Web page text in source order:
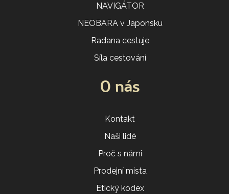
NAVIGÁTOR
NEOBARA v Japonsku
Radana cestuje
Síla cestování
O nás
Kontakt
Naši lidé
Proč s námi
Prodejní místa
Etický kodex